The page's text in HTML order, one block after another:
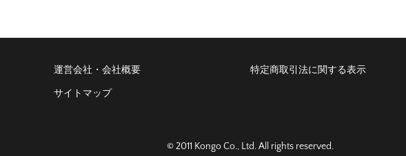
Mobile Berhadiah Yang Bikin Banyak Pemain Penasaran Untuk Mencobanya Bermain Santai Sambil
運営会社・会社概要 特定商取引法に関する表示
サイトマップ
© 2011 Kongo Co., Ltd. All rights reserved.